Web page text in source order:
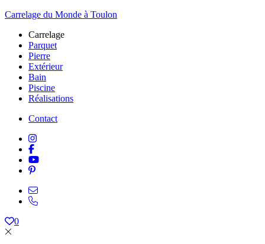
Carrelage du Monde à Toulon
Carrelage
Parquet
Pierre
Extérieur
Bain
Piscine
Réalisations
Contact
0